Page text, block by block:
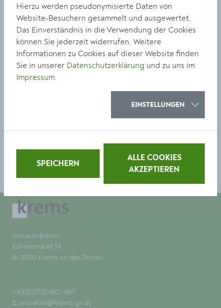
museumkrems
Körnermarkt 14
3500 Krems
museum@krems.gv.at
museumkrems
Körnermarkt 14
A-3500 Krems an der Donau
+43(0)2732/801-567
E: museum@krems.gv.at
Hierzu werden pseudonymisierte Daten von
Website-Besuchern gesammelt und ausgewertet.
Das Einverständnis in die Verwendung der Cookies
können Sie jederzeit widerrufen. Weitere
Informationen zu Cookies auf dieser Website finden
Sie in unserer Datenschutzerklärung und zu uns im
Impressum.
EINSTELLUNGEN
SPEICHERN
ALLE COOKIES
AKZEPTIEREN